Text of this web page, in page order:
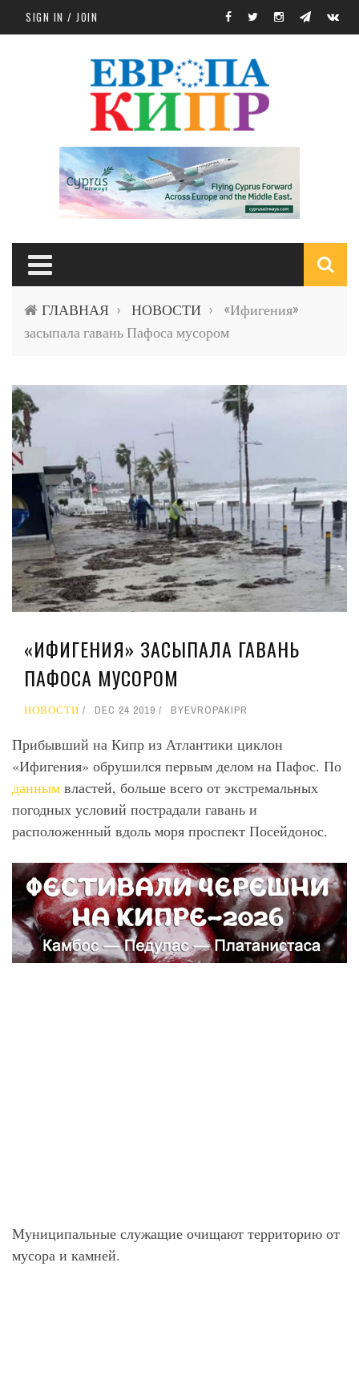
Skip to main content
SIGN IN / JOIN
ГЛАВНАЯ › НОВОСТИ ›
«Ифигения»
засыпала гавань Пафоса мусором
«ИФИГЕНИЯ» ЗАСЫПАЛА ГАВАНЬ
ПАФОСА МУСОРОМ
НОВОСТИ DEC 24 2019 BYEVROPAKIPR
Прибывший на Кипр из Атлантики циклон
«Ифигения» обрушился первым делом на Пафос. По
данным властей, больше всего от экстремальных
погодных условий пострадали гавань и
расположенный вдоль моря проспект Посейдонос.
Муниципальные служащие очищают территорию от
мусора и камней.